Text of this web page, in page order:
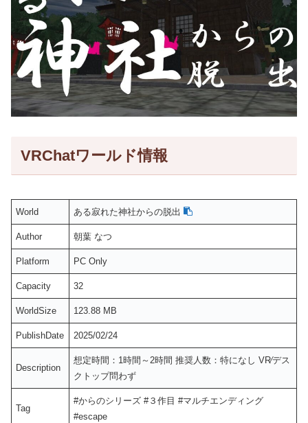
VRChatワールド情報
World ある寂れた神社からの脱出
Author 朝葉 なつ
Platform PC Only
Capacity 32
WorldSize 123.88 MB
PublishDate 2025/02/24
Description
想定時間：1時間～2時間 推奨人数：特になし VR⁄デス
クトップ問わず
Tag
#からのシリーズ #３作目 #マルチエンディング
#escape